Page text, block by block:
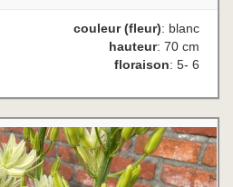
couleur (fleur): blanc
hauteur: 70 cm
floraison: 5- 6